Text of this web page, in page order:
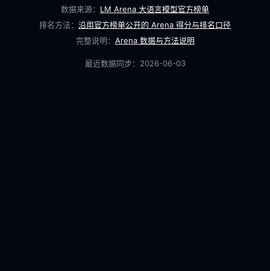
数据来源： LM Arena 大语言模型官方榜单
排名方法： 沿用官方榜单公开的 Arena 得分与排名口径
完整说明： Arena 数据与方法说明
最近数据同步： 2026-06-03